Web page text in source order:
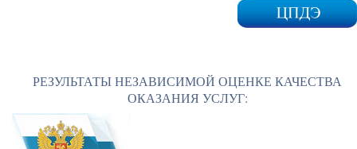
РЕЗУЛЬТАТЫ НЕЗАВИСИМОЙ ОЦЕНКЕ КАЧЕСТВА
ОКАЗАНИЯ УСЛУГ: